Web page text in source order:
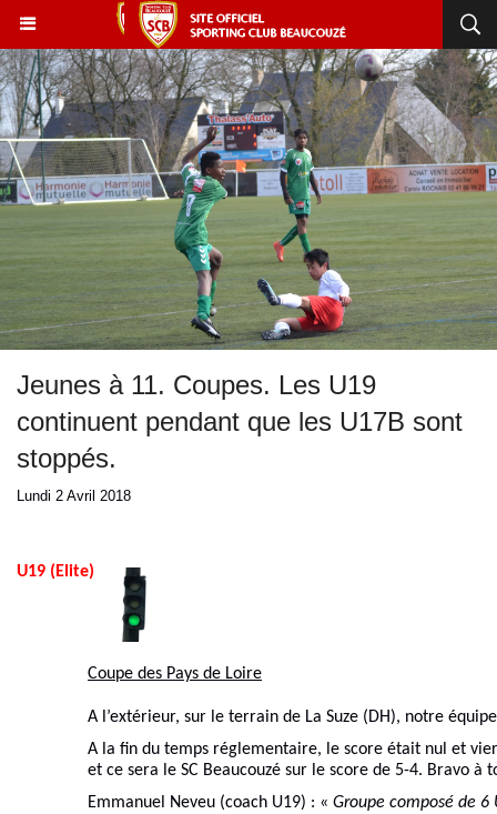
Jeunes à 11. Coupes. Les U19
continuent pendant que les U17B sont
stoppés.
Lundi 2 Avril 2018
U19 (Elite)
Coupe des Pays de Loire
A l’extérieur, sur le terrain de La Suze (DH), notre
A la fin du temps réglementaire, le score était nul et
et ce sera le SC Beaucouzé sur le score de 5-4. Bravo à
Emmanuel Neveu (coach U19) : « Groupe composé de